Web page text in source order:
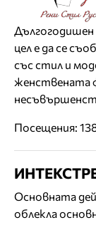
Дългогодишен
цел е да се
със стил и
женствената
Посещения:
Основната
облекла